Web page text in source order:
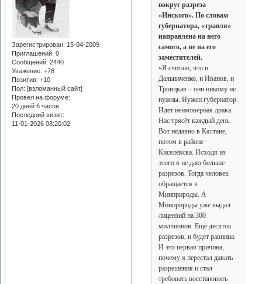
Зарегистрирован: 15-04-2009
Приглашений: 0
Сообщений: 2440
Уважение: +78
Позитив: +10
Пол: [взломанный сайт]
Провел на форуме:
20 дней 6 часов
Последний визит:
11-01-2026 08:20:02
вокруг разреза
«Инского». По словам
губернатора, «травля»
направлена на него
самого, а не на его
заместителей.
«Я считаю, что и
Дальниченко, и Иванов, и
Троицкая – они никому не
нужны. Нужен губернатор.
Идёт неимоверная драка.
Нас трясёт каждый день.
Вот недавно в Калтане,
потом в районе
Киселёвска. Исходя из
этого я не даю больше
разрезов. Тогда человек
обращается в
Минприроды. А
Минприроды уже выдал
лицензий на 300
миллионов. Ещё десяток
разрезов, и будет равнина.
И это первая причина,
почему я перестал давать
разрешения и стал
требовать восстановить